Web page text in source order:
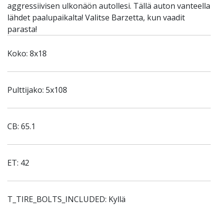
aggressiivisen ulkonäön autollesi. Tällä auton vanteella
lähdet paalupaikalta! Valitse Barzetta, kun vaadit
parasta!
Koko: 8x18
Pulttijako: 5x108
CB: 65.1
ET: 42
T_TIRE_BOLTS_INCLUDED: Kyllä